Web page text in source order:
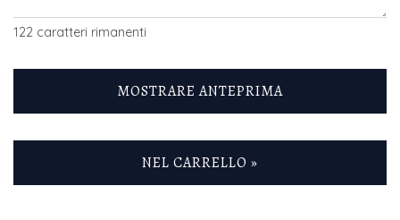
122 caratteri rimanenti
MOSTRARE ANTEPRIMA
NEL CARRELLO »